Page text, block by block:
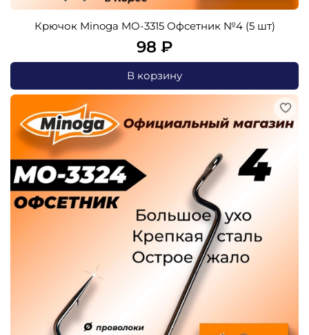
Крючок Minoga MO-3315 Офсетник №4 (5 шт)
98 ₽
В корзину